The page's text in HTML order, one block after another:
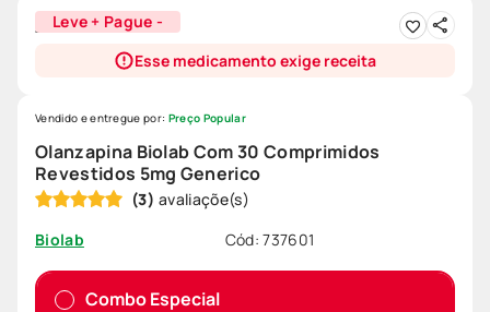
Leve + Pague -
Esse medicamento exige receita
Olanzapina Biolab Com 30 Comprimidos
Revestidos 5mg Generico
(3)
Biolab
Cód:737601
Vendido e entregue por: Preço Popular
Combo Especial